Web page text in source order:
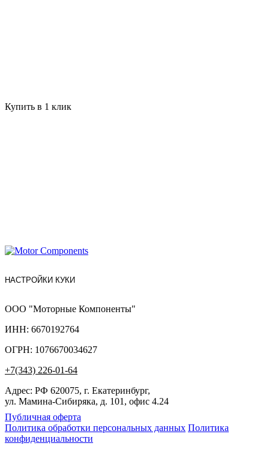
Купить в 1 клик
НАСТРОЙКИ КУКИ
ООО "Моторные Компоненты"
ИНН: 6670192764
ОГРН: 1076670034627
+7(343) 226-01-64
Адрес: РФ 620075, г. Екатеринбург,
ул. Мамина-Сибиряка, д. 101, офис 4.24
Публичная оферта
Политика обработки персональных данных Политика
конфиденциальности